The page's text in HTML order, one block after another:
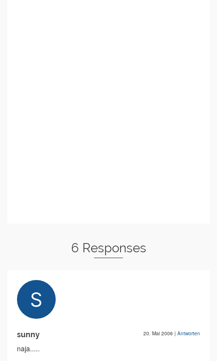
6 Responses
sunny 20. Mai 2006 | Antworten
naja.....